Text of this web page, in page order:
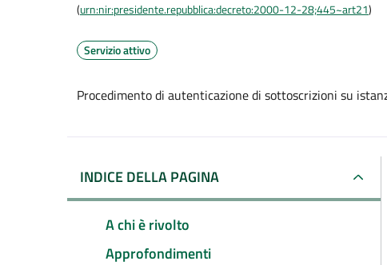
(urn:nir:presidente.repubblica:decreto:2000-12-28;445~art21)
Servizio attivo
Procedimento di autenticazione di sottoscrizioni su
INDICE DELLA PAGINA
A chi è rivolto
Approfondimenti